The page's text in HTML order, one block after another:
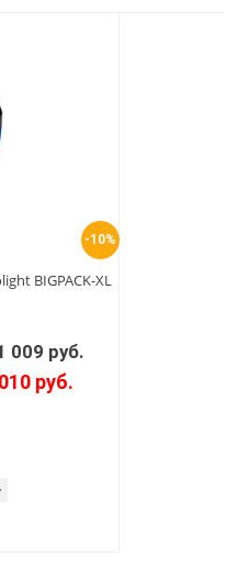
-10%
BIGPACK-XL
009 руб.
руб.